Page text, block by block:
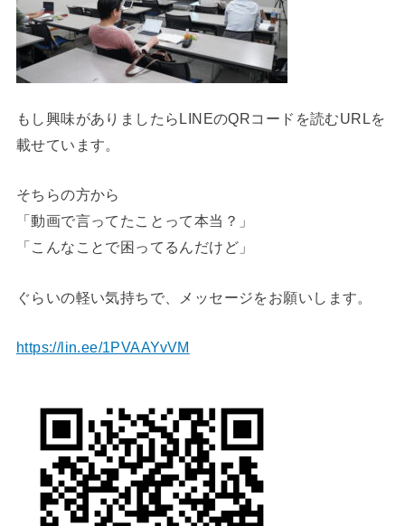
もし興味がありましたらLINEのQRコードを読むURLを
載せています。
そちらの方から
「動画で言ってたことって本当？」
「こんなことで困ってるんだけど」
ぐらいの軽い気持ちで、メッセージをお願いします。
https://lin.ee/1PVAAYvVM